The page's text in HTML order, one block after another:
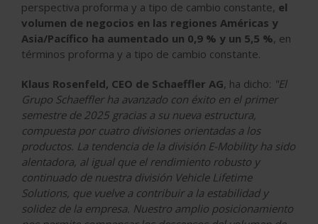
perspectiva proforma y a tipo de cambio constante, el
volumen de negocios en las regiones Américas y
Asia/Pacífico ha aumentado un 0,9 % y un 5,5 %, en
términos proforma y a tipo de cambio constante.
Klaus Rosenfeld, CEO de Schaeffler AG, ha dicho: "El
Grupo Schaeffler ha avanzado con éxito en el primer
semestre de 2025 gracias a su nueva estructura,
compuesta por cuatro divisiones orientadas a los
productos. La tendencia de la división E-Mobility ha sido
alentadora, al igual que el rendimiento robusto y
continuado de nuestra división Vehicle Lifetime
Solutions, que vuelve a contribuir a la estabilidad y
solidez de la empresa. Nuestro amplio posicionamiento